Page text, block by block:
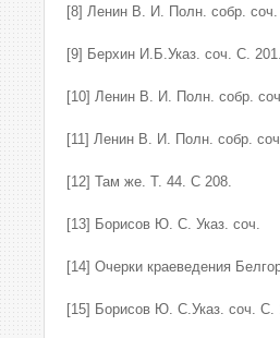
[8] Ленин В. И. Полн. собр.
[9] Берхин И.Б.Указ. соч. С. 201.
[10] Ленин В. И. Полн. собр.
[11] Ленин В. И. Полн. собр.
[12] Там же. Т. 44. С 208.
[13] Борисов Ю. С. Указ. соч.
[14] Очерки краеведения
[15] Борисов Ю. С.Указ. соч. С.